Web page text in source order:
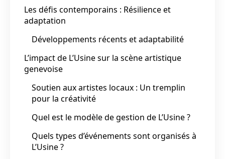
Les défis contemporains : Résilience et
adaptation
Développements récents et adaptabilité
L’impact de L’Usine sur la scène artistique
genevoise
Soutien aux artistes locaux : Un tremplin
pour la créativité
Quel est le modèle de gestion de L’Usine ?
Quels types d’événements sont organisés à
L’Usine ?